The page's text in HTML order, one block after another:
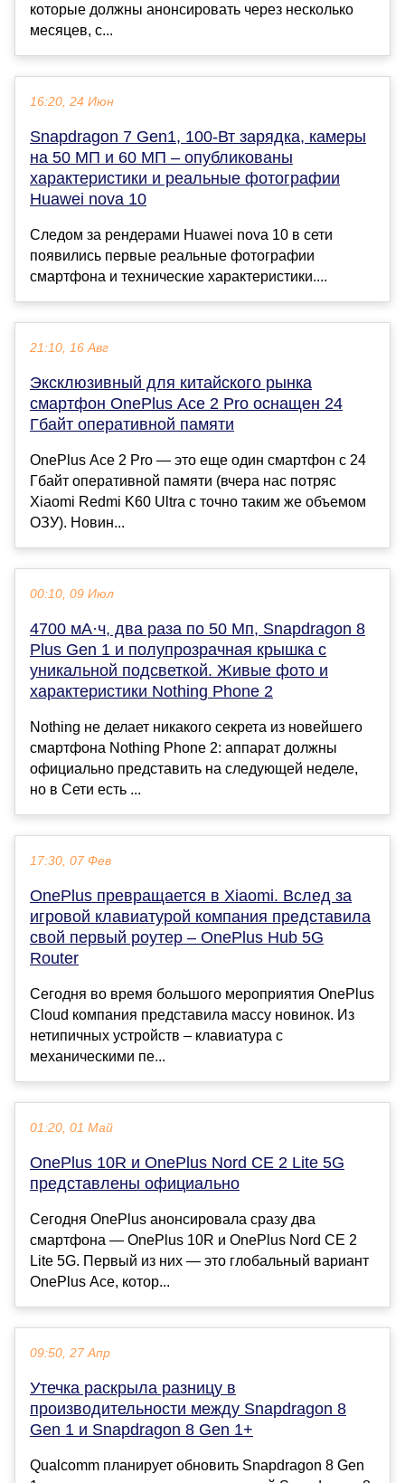
которые должны анонсировать через несколько
месяцев, с...
16:20, 24 Июн
Snapdragon 7 Gen1, 100-Вт зарядка, камеры
на 50 МП и 60 МП – опубликованы
характеристики и реальные фотографии
Huawei nova 10
Следом за рендерами Huawei nova 10 в сети
появились первые реальные фотографии
смартфона и технические характеристики....
21:10, 16 Авг
Эксклюзивный для китайского рынка
смартфон OnePlus Ace 2 Pro оснащен 24
Гбайт оперативной памяти
OnePlus Ace 2 Pro — это еще один смартфон с 24
Гбайт оперативной памяти (вчера нас потряс
Xiaomi Redmi K60 Ultra с точно таким же объемом
ОЗУ). Новин...
00:10, 09 Июл
4700 мА·ч, два раза по 50 Мп, Snapdragon 8
Plus Gen 1 и полупрозрачная крышка с
уникальной подсветкой. Живые фото и
характеристики Nothing Phone 2
Nothing не делает никакого секрета из новейшего
смартфона Nothing Phone 2: аппарат должны
официально представить на следующей неделе,
но в Сети есть ...
17:30, 07 Фев
OnePlus превращается в Xiaomi. Вслед за
игровой клавиатурой компания представила
свой первый роутер – OnePlus Hub 5G
Router
Сегодня во время большого мероприятия OnePlus
Cloud компания представила массу новинок. Из
нетипичных устройств – клавиатура с
механическими пе...
01:20, 01 Май
OnePlus 10R и OnePlus Nord CE 2 Lite 5G
представлены официально
Сегодня OnePlus анонсировала сразу два
смартфона — OnePlus 10R и OnePlus Nord CE 2
Lite 5G. Первый из них — это глобальный вариант
OnePlus Ace, котор...
09:50, 27 Апр
Утечка раскрыла разницу в
производительности между Snapdragon 8
Gen 1 и Snapdragon 8 Gen 1+
Qualcomm планирует обновить Snapdragon 8 Gen